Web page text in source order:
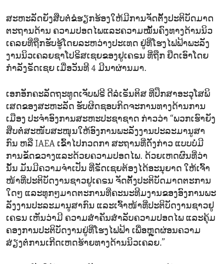
ສະ​ຫະ​ລັດ​ຍັງ​ສືບ​ຕໍ່​ຂໍ​ຮຽກ​ຮ້ອງ​ໃຫ້​ມີ​ການ​ຈັດ​ຕັ້ງ​ປະ​ຕິ​ບັດ​ມາດ​
ຕະ​ຖານດ້ານ ​ຄວາມ​ປອດ​ໄພແລະ​ຄວາມ​ໝັ້ນ​ຄົງທາງ​ດ້ານ​ນິວ​
ເຄ​ລຍທີ່​ຖືກ​ຮັບ​ຮູ້​ໂດຍ​ລະ​ຫວ່າງ​ປະ​ເທດ ຢູ່​ທີ່​ໂຮງ​ໄຟ​ຟ້າ​ພະ​ລັງ​
ງານ​ນິວ​ເຄ​ລຍ​ຊາ​ໂປ​ຣິ​ສ​ເຊຍ​ຂອງ​ຢູ​ເຄ​ຣນ ທີ່​ຖືກ ຢຶດ​ເອົາ​ໂດຍ​
ກຳ​ລັງ​ຣັດ​ເຊຍ ເມື່ອ​ວັນ​ທີ 4 ມີ​ນາ​ຜ່ານ​ມາ.
ເອກ​ອັກ​ຄະ​ລັດ​ຖະ​ທູດ​ເຈັບ​ຟ​ຣີ ດີ​ລໍ​ເຣັນ​ຕິ​ສ ທີ່​ປຶກ​ສາ​ອະ​ວຸ​ໂສ​ພິ​
ເສດຂອງ​ສະ​ຫະ​ລັດ ຮັບ​ຜິດ​ຊອບກິດ​ຈະ​ການ​ທາງ​ດ້ານ​ການ​
ເມືອງ ປະ​ຈຳ​ອົງ​ການ​ສະ​ຫະ​ປະ​ຊາ​ຊາດ ກ່າວ​ວ່າ “ພວກ​ເຮົາ​ຍັງ​
ສືບ​ຕໍ່ສະ​ໜັບ​ສະ​ໜຸນໃຫ້​ອົງ​ການ​ພະ​ລັງ​ງານ​ປະ​ລະມາ​ນູ​ສາ​
ກົນ ຫລື IAEA ເຂົ້າ​ໄປ​ກວດ​ກາ​ ສະ​ຖານ​ທີ່​ດັ່ງ​ກ່າວ ແບບ​ບໍ່​ມີ​
ການ​ຂັດ​ຂວາງ​ແລະ​ດ້ວຍ​ຄວາມ​ປອດ​ໄພ. ດ້ວຍ​ເຫດ​ຜົນ​ທີ່​ວ່າ
ນັ້ນ ມັນ​ມີ​ຄວາມ​ຈຳ​ເປັນ ທີ່​ຣັດ​ເຊຍ​ຕ້ອງ​ໄດ້​ອະ​ນຸ​ຍາດ ​ໃຫ້​ເຈົ້າ​
ໜ້າ​ທີ່​ປະ​ຕິ​ບັດ​ງານ​ຊາວ​ຢູ​ເຄ​ຣນ ຈັດ​ຕັ້ງ​ປະ​ຕິ​ບັດ​ມາດ​ຕະ​ການ​
ໃດໆ ແລະ​ທຸກໆ​ມາດ​ຕະ​ການທີ່​ຄະ​ນະ​ທີມ​ງານ​ຂອງ​ອົງ​ການ​ພະ​
ລັງ​ງານ​ປະ​ລະ​ມາ​ນູ​ສາ​ກົນ ແລະ​ເຈົ້າ​ໜ້າ​ທີ່​ປະ​ຕິ​ບັດ​ງານ​ຊາວ​ຢູ​
ເຄ​ຣນ​ ເຫັນ​ວ່າມີ ຄວາມ​ສຳ​ຄັນ​ສຳ​ລັບ​ຄວາມ​ປອດ​ໄພ ແລະ​ຄຸ້ມ​
ຄອງ​ການ​ປ​ະ​ຕິ​ບັດ​ງານ​ຢູ່​ທີ່​ໂຮງ​ໄຟ​ຟ້າ ເພື່ອ​ຫຼຸດ​ຜ່ອນ​ຄວາມ​
ສ່ຽງ​ຕໍ່​ການ​ເກີດ​ເຫດ​ຮ້າຍ​ທາງ​ດ້ານ​ນິວ​ເຄ​ລຍ.”